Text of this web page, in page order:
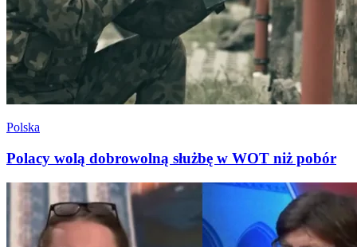
Polska
Polacy wolą dobrowolną służbę w WOT niż pobór